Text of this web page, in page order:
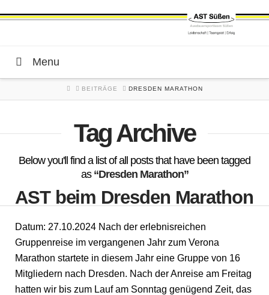
Menu
HOMEBEITRÄGE DRESDEN MARATHON
Tag Archive
Below you'll find a list of all posts that have been tagged
as “Dresden Marathon”
AST beim Dresden Marathon
Datum: 27.10.2024 Nach der erlebnisreichen
Gruppenreise im vergangenen Jahr zum Verona
Marathon startete in diesem Jahr eine Gruppe von 16
Mitgliedern nach Dresden. Nach der Anreise am Freitag
hatten wir bis zum Lauf am Sonntag genügend Zeit, das